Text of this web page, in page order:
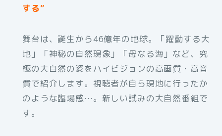
する”
舞台は、誕生から46億年の地球。「躍動する大
地」「神秘の自然現象」「母なる海」など、究
極の大自然の姿をハイビジョンの高画質・高音
質で紹介します。視聴者が自ら現地に行ったか
のような臨場感…。新しい試みの大自然番組で
す。